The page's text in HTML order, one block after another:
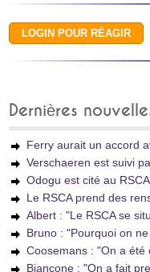
Dernières
Ferry aurait un accord
Verschaeren est suivi
Odogu est cité au RSCA
Le RSCA prend des
Albert : "Le RSCA se
Bruno : "Pourquoi on
Coosemans : "On a été
Biancone : "On a fait